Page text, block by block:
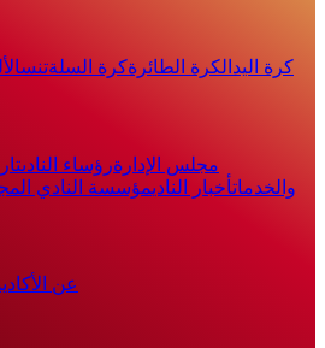
كرة اليد الكرة الطائرةكرة السلةتنس
مجلس الإدارةرؤساء النادى
والخدماتأخبار الناديمؤسسة النادي
عن